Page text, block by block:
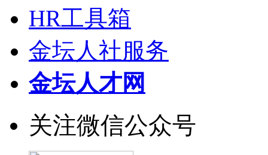
HR工具箱
金坛人社服务
金坛人才网
关注微信公众号